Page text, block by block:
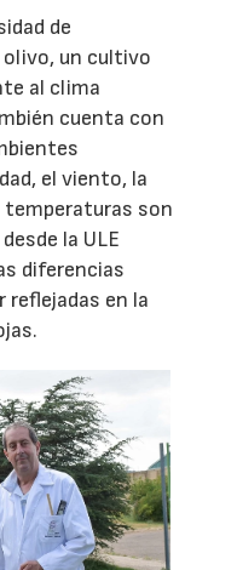
de
un cultivo
al clima
cuenta con
el viento, la
temperaturas son
la ULE
diferencias
reflejadas en la